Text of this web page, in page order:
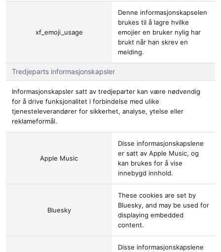
xf_emoji_usage
Denne informasjonskapselen
brukes til å lagre hvilke
emojier en bruker nylig har
brukt når han skrev en
melding.
Tredjeparts informasjonskapsler
Informasjonskapsler satt av tredjeparter kan være nødvendig
for å drive funksjonalitet i forbindelse med ulike
tjenesteleverandører for sikkerhet, analyse, ytelse eller
reklameformål.
Apple Music
Disse informasjonskapslene
er satt av Apple Music, og
kan brukes for å vise
innebygd innhold.
Bluesky
These cookies are set by
Bluesky, and may be used for
displaying embedded
content.
Disse informasjonskapslene